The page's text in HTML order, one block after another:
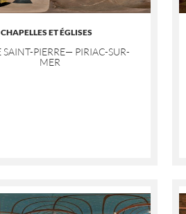
CHAPELLES ET ÉGLISES
SAINT-PIERRE— PIRIAC-SUR-
MER